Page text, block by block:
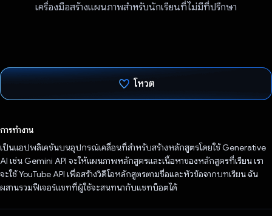
เครื่องมือสร้างแผนภาพสำหรับนักเรียนที่ไม่มีที่ปรึกษา
โหวต
การทำงาน
เป็นแอปพลิเคชันบนอุปกรณ์เคลื่อนที่สำหรับสร้างหลักสูตรโดยใช้ Generative
AI เช่น Gemini API จะให้แผนภาพหลักสูตรและเนื้อหาของหลักสูตรที่เรียน เรา
จะใช้ YouTube API เพื่อสร้างวิดีโอหลักสูตรตามชื่อและหัวข้อจากบทเรียน ฉัน
ผสานรวมฟีเจอร์แชทที่ผู้ใช้จะสนทนากับแชทบ็อตได้